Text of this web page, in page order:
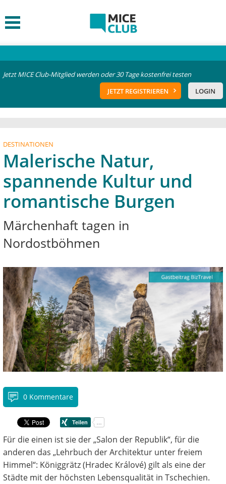
Jetzt MICE Club-Mitglied werden oder 30 Tage kostenfrei testen
JETZT REGISTRIEREN
LOGIN
DESTINATIONEN
Malerische Natur,
spannende Kultur und
romantische Burgen
Märchenhaft tagen in
Nordostböhmen
0 Kommentare
Für die einen ist sie der „Salon der Republik“, für die
anderen das „Lehrbuch der Architektur unter freiem
Himmel“: Königgrätz (Hradec Králové) gilt als eine der
Städte mit der höchsten Lebensqualität in Tschechien.